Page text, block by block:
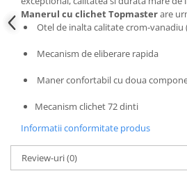
Slefuitoare electrice
Scule fixare distributie
Alfa romeo
Chevrolet
Chrysler
Citroen
Dacia
Manerul cu clichet Topmasterare
Otel de inalta calitate crom-vanadiu
Mecanism de eliberare rapida
Maner confortabil cu doua
Mecanism clichet 72 dinti
Informatii conformitate produs
Review-uri(0)